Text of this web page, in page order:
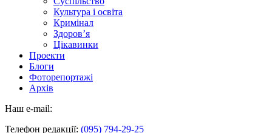
Культура і освіта
Кримінал
Здоров’я
Цікавинки
Проекти
Блоги
Фоторепортажі
Архів
Наш e-mail:
Телефон редакції: (095) 794-29-25